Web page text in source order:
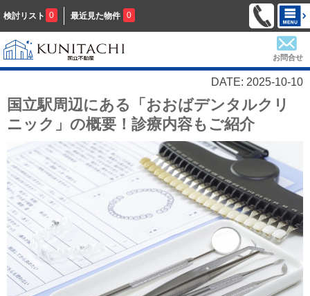
検討リスト 0 最近見た物件 0
お問合せ
DATE: 2025-10-10
国立駅周辺にある「おおばデンタルクリ
ニック」の概要！診療内容もご紹介